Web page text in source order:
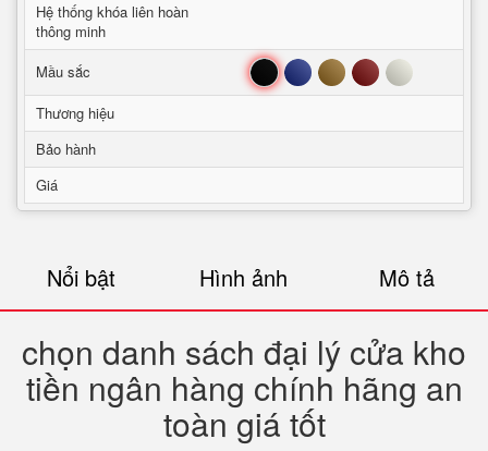
Hệ thống khóa liên hoàn
thông minh
Mầu sắc
Đen Xanh Nâu Đỏ Trắng
Thương hiệu
Bảo hành
Giá
Nổi bật Hình ảnh Mô tả
chọn danh sách đại lý cửa kho
tiền ngân hàng chính hãng an
toàn giá tốt